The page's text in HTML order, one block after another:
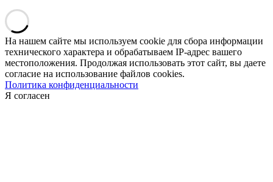
На нашем сайте мы используем cookie для сбора информации
технического характера и обрабатываем IP-адрес вашего
местоположения. Продолжая использовать этот сайт, вы даете
согласие на использование файлов cookies.
Политика конфиденциальности
Я согласен